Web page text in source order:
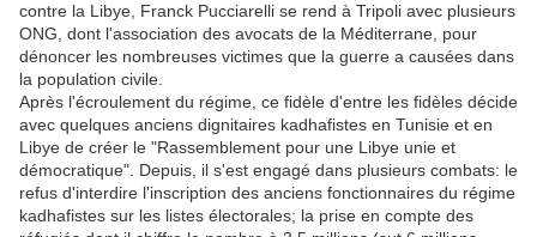
contre la Libye, Franck Pucciarelli se rend à Tripoli avec plusieurs
ONG, dont l'association des avocats de la Méditerrane, pour
dénoncer les nombreuses victimes que la guerre a causées dans
la population civile.
Après l'écroulement du régime, ce fidèle d'entre les fidèles décide
avec quelques anciens dignitaires kadhafistes en Tunisie et en
Libye de créer le "Rassemblement pour une Libye unie et
démocratique". Depuis, il s'est engagé dans plusieurs combats: le
refus d'interdire l'inscription des anciens fonctionnaires du régime
kadhafistes sur les listes électorales; la prise en compte des